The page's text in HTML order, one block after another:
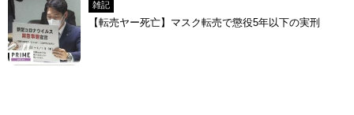
雑記
【転売ヤー死亡】マスク転売で懲役5年以下の実刑